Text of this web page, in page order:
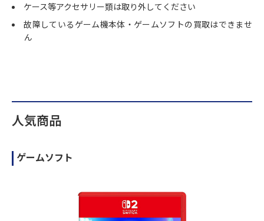
ケース等アクセサリー類は取り外してください
故障しているゲーム機本体・ゲームソフトの買取はできませ
ん
人気商品
ゲームソフト